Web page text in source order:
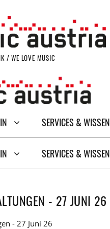
/ WE LOVE MUSIC
SERVICES & WISSEN
SERVICES & WISSEN
- 27 JUNI 26
- 27 Juni 26